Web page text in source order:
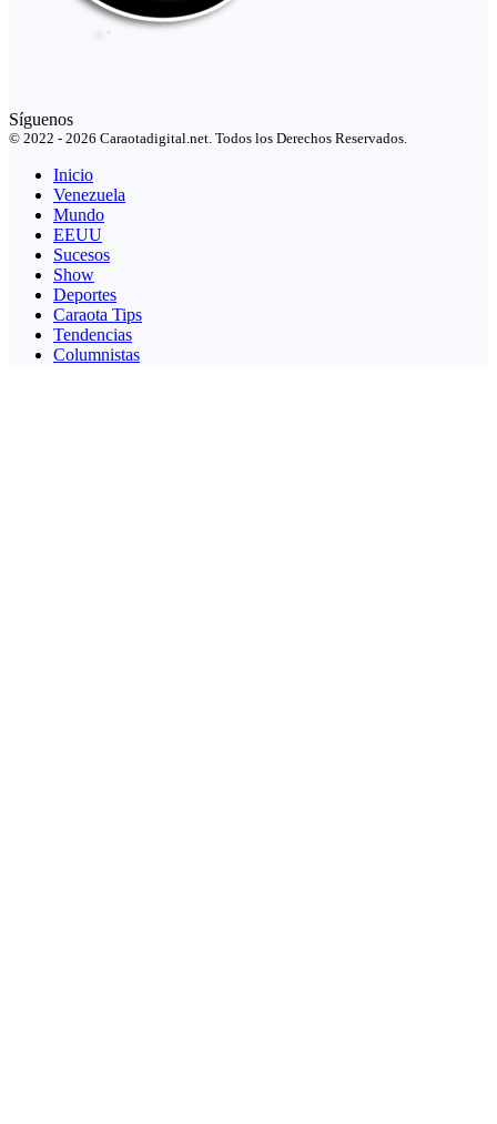
Síguenos
© 2022 - 2026 Caraotadigital.net. Todos los Derechos Reservados.
Inicio
Venezuela
Mundo
EEUU
Sucesos
Show
Deportes
Caraota Tips
Tendencias
Columnistas